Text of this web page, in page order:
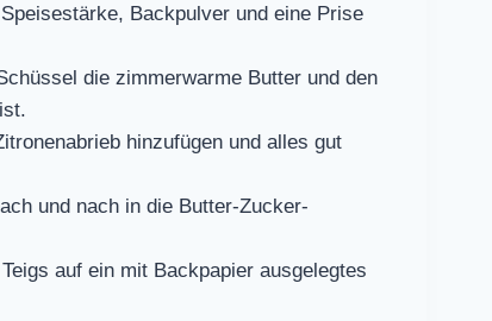
Backpulver und eine Prise
die zimmerwarme Butter und den
hinzufügen und alles gut
und nach in die Butter-Zucker-
auf ein mit Backpapier ausgelegtes